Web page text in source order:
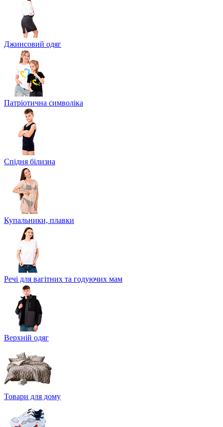
Джинсовий одяг
Патріотична символіка
Спідня білизна
Купальники, плавки
Речі для вагітних та годуючих мам
Верхній одяг
Товари для дому